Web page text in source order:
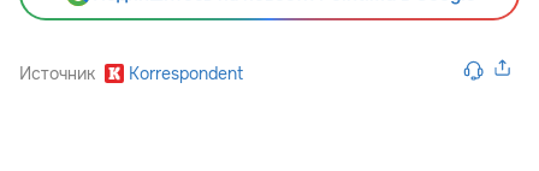
Источник Korrespondent